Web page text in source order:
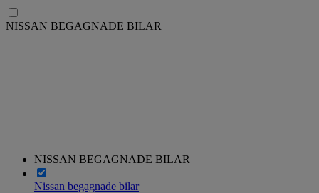
NISSAN BEGAGNADE BILAR
NISSAN BEGAGNADE BILAR
Nissan begagnade bilar